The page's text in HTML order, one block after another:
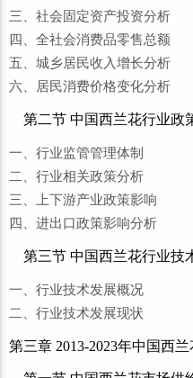
三、社会固定资产投资分析
四、全社会消费品零售总额
五、城乡居民收入增长分析
六、居民消费价格变化分析
第二节 中国西兰花行业政
一、行业监管管理体制
二、行业相关政策分析
三、上下游产业政策影响
四、进出口政策影响分析
第三节 中国西兰花行业技
一、行业技术发展概况
二、行业技术发展现状
第三章 2013-2023年中国西